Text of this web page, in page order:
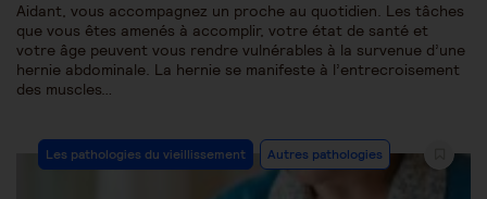
Aidant, vous accompagnez un proche au quotidien. Les tâches
que vous êtes amenés à accomplir, votre état de santé et
votre âge peuvent vous rendre vulnérables à la survenue d’une
hernie abdominale. La hernie se manifeste à l’entrecroisement
des muscles…
Post
Category:
Les pathologies du vieillissement Autres pathologies